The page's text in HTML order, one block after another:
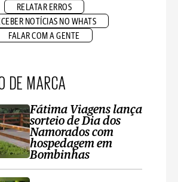
RELATAR ERROS
NOTÍCIAS NO WHATS
FALAR COM A GENTE
DE MARCA
Fátima Viagens lança
sorteio de Dia dos
Namorados com
hospedagem em
Bombinhas